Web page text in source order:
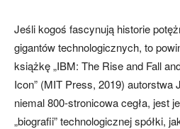
Jeśli kogoś fascynują historie
gigantów technologicznych, to
książkę „IBM: The Rise and Fall
Icon” (MIT Press, 2019) autorstwa
niemal 800-stronicowa cegła, jest
„biografii” technologicznej spółki,